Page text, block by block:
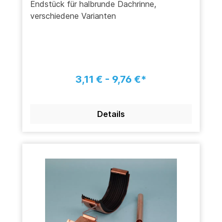
Endstück für halbrunde Dachrinne,
verschiedene Varianten
3,11 € - 9,76 €*
Details